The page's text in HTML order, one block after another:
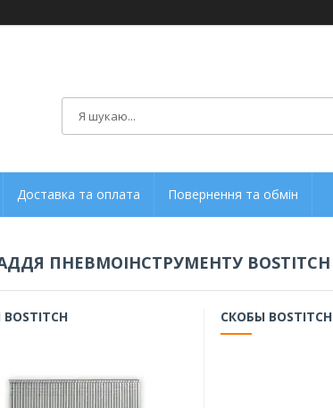
Доставка та оплата Повернення та обмін
ПНЕВМОІНСТРУМЕНТУ BOSTITCH
СКОБЫ BOSTITCH